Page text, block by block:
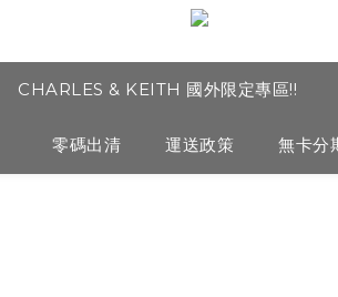
CHARLES & KEITH 國外限定專區!!
零碼出清 運送政策 無卡分